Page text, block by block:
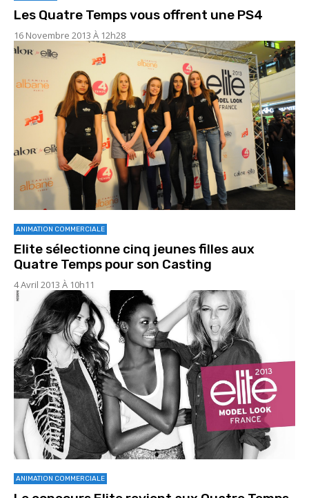
Les Quatre Temps vous offrent une PS4
16 Novembre 2013 À 12h28
ANIMATION COMMERCIALE
Elite sélectionne cinq jeunes filles aux
Quatre Temps pour son Casting
4 Avril 2013 À 10h11
ANIMATION COMMERCIALE